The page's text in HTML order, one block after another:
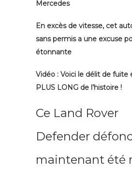
Mercedes
En excès de vitesse, cet
sans permis a une excuse
étonnante
Vidéo : Voici le délit de fuite
PLUS LONG de l’histoire !
Ce Land Rover
Defender
maintenant été